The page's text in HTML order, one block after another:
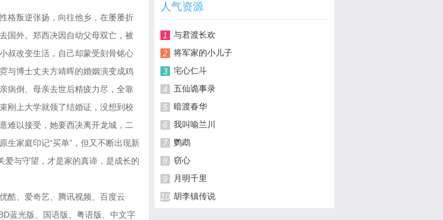
格叛逆张扬，向往他乡，在屡屡折
国外。郑西决因自幼父母双亡，被
叔改变生活，自己却蒙受刻骨铭心
与博士丈夫方靖晖的婚姻演变成鸡
病倒、母亲去世后精疲力尽，全靠
刚上大学就领了结婚证，没想到校
难以接受，她要西决离开龙城，二
家庭印记“买单”，但又不断出现新
爱与守望，才是家的真谛，是成长的
酷、爱奇艺、腾讯视频、百度云
蓝光版、国语版、粤语版、中文字
人气资源
1
与君渡长欢
2
将军家的小儿子
3
宅心仁斗
4
五仙诡事录
5
暗渡春华
6
我叫喻兰川
7
鹦鹉
8
窃心
9
月明千里
10 胡李镇传说